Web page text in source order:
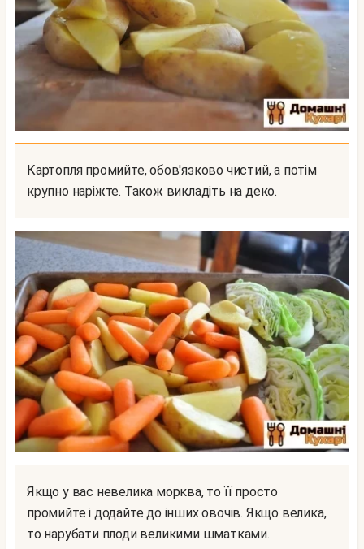
Картопля промийте, обов'язково чистий, а потім
крупно наріжте. Також викладіть на деко.
Якщо у вас невелика морква, то її просто
промийте і додайте до інших овочів. Якщо велика,
то нарубати плоди великими шматками.